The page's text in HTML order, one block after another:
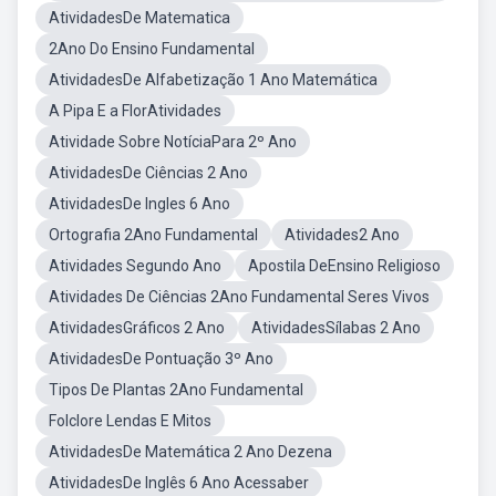
AtividadesDe Matematica
2Ano Do Ensino Fundamental
AtividadesDe Alfabetização 1 Ano Matemática
A Pipa E a FlorAtividades
Atividade Sobre NotíciaPara 2º Ano
AtividadesDe Ciências 2 Ano
AtividadesDe Ingles 6 Ano
Ortografia 2Ano Fundamental
Atividades2 Ano
Atividades Segundo Ano
Apostila DeEnsino Religioso
Atividades De Ciências 2Ano Fundamental Seres Vivos
AtividadesGráficos 2 Ano
AtividadesSílabas 2 Ano
AtividadesDe Pontuação 3º Ano
Tipos De Plantas 2Ano Fundamental
Folclore Lendas E Mitos
AtividadesDe Matemática 2 Ano Dezena
AtividadesDe Inglês 6 Ano Acessaber